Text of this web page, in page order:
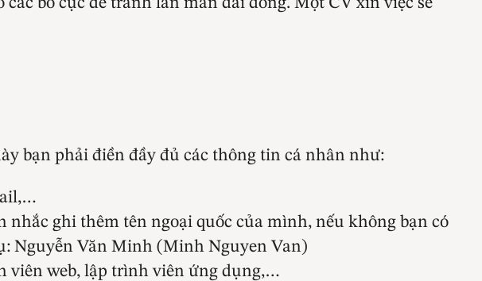
bạn phải điền đầy đủ các thông tin cá nhân như:
ghi thêm tên ngoại quốc của mình, nếu không bạn có
Nguyễn Văn Minh (Minh Nguyen Van)
viên web, lập trình viên ứng dụng,…